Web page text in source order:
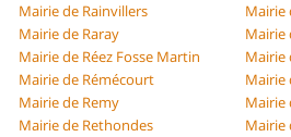
Mairie de Rainvillers
Mairie
Mairie de Raray
Mairie
Mairie de Réez Fosse Martin
Mairie
Mairie de Rémécourt
Mairie
Mairie de Remy
Mairie
Mairie de Rethondes
Mairie